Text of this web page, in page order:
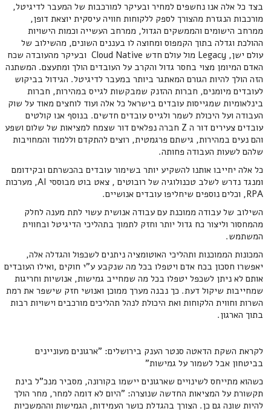
בצד כל אלה אנו נחשפים למחיר ובעיקר למורכבות של המעבר לדיגיטל,
מורכבות הנגזרת מהצורך לספק ללקוחות חוויה עיסקית יוצאת דופן,
ממרחב הישומים והממשקים הגדול, ממרחב העשייה וכמות הישויות
ההולכת וגדלה בתוך הקמפוס ומחוצה לו בעננים השונים, מהשילוב של
עולם ישן, Legacy מול עולם חדש Cloud Native ובעיקר מהעובדה שכח
האדם המיומן מצוי בחסר גדול והקרב על העובדים הולך ומתעצם. המשתנה
הזה הולך להיות הגורם המאתגר ביותר במעבר לדיגיטל. הגידול בביקוש
לעובדים מיומנים, חברות ההזנק שמבקשות לגייס במהירות, חברות
בינלאומיות שמגייסות עובדים בישראל כל אלה ועוד לוחצים מאוד על שוק
העבודה ועל היכולת לשמר ולגייס עובדים חדשים. בנוסף אנו קולטים
עובדים צעירים דור ה Z חברה נפלאים דור שצמח למציאות של שלום ושפע
והם נעים במהירות, גישתם פרגמטית, רוצים להתקדם וללמוד והמחויבות
שלהם לשעות העבודה פחותה.
כל אלה יחייבו אותנו להשקיע יותר בשימור עובדים בהכשרתם ובקידומם
ומנגד נדרש לשלב טכנולוגיה של רובוטים , צאט בוט מבוססי AI, מערכות
RPA, וכלים נוספים שיחליפו עובדים אנושיים.
השילוב של עבודה ממוכנת עם עבודה אנושית עשוי לתת מענה לחלק
מהמחסור וליצור כח גדול יותר וחזק לתמוך בתהליכי הדיגיטל ובחווית
המשתמש.
המכונות הממוכנות ותהליכי האוטומציה ניתנים לשכפול והגדלה אלה,
יאפשרו חסכון בכח אדם ויטפלו בכל מה שנקבע ע"י חוקים ,ואילו העובדים
אותם לא ניתן לשכפל יטפלו בכל מה שמחייב גמישות, אנושיות וחריגות
שמחייבות שיקול דעת. כך נבנה מערך ממוכן ואנושי חזק שישפר את רמת
השרות וחווית הלקוחות ואת היכולת לנהל תהליכים מורכבים וישויות רבות
בתוך הארגון.
לקראת השקת הדאטה סנטר הענק בירושלים: "ארגונים מעוניינים
בביטחון אבל לשמור על גמישות"
כשהוא מתייחס לשינויים שארגונים יישמו בקורונה, מסביר מנכ"ל בינת
תקשורת על המציאות החדשה שנוצרה: "היום לא דומה למחר, מחר הולך
להיות שונה גם כן. הצורך בהגדלת כושר העמידות, הגמישות וההמשכיות